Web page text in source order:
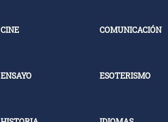
CINE COMUNICACIÓN
ENSAYO ESOTERISMO